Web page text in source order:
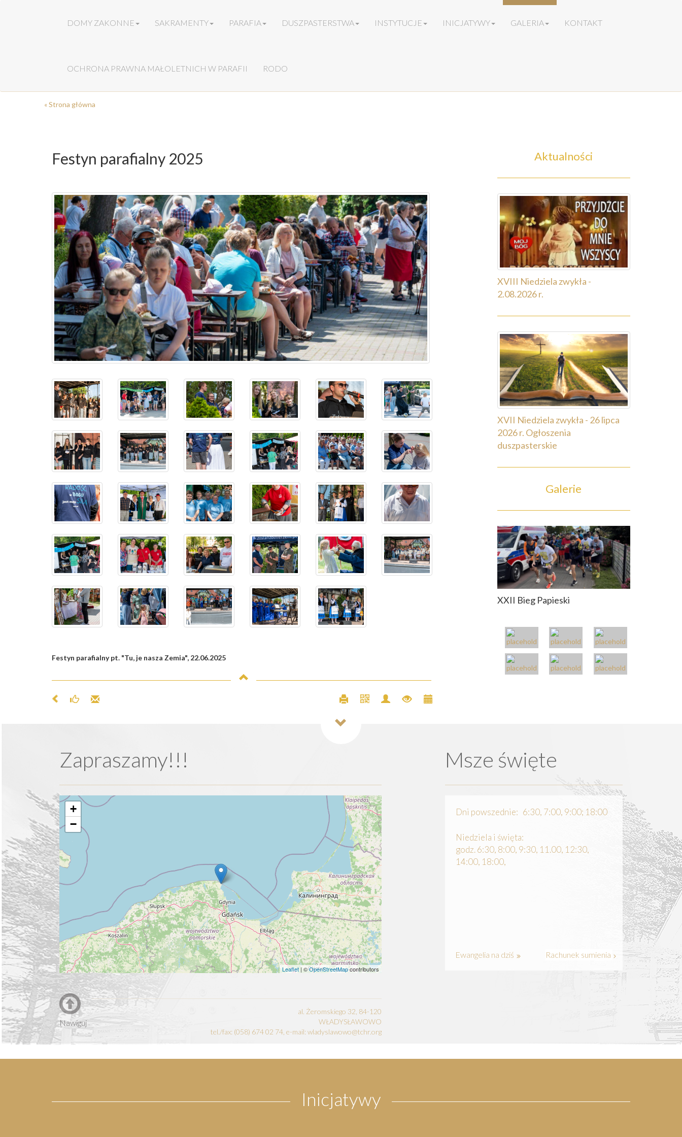
DOMY ZAKONNE SAKRAMENTY PARAFIA DUSZPASTERSTWA INSTYTUCJE INICJATYWY GALERIA KONTAKT
OCHRONA PRAWNA MAŁOLETNICH W PARAFII RODO
« Strona główna
Festyn parafialny 2025
Festyn parafialny pt. "Tu, je nasza Zemia", 22.06.2025
Aktualności
XVIII Niedziela zwykła -
2.08.2026 r.
XVII Niedziela zwykła - 26 lipca
2026 r. Ogłoszenia
duszpasterskie
Galerie
XXII Bieg Papieski
Zapraszamy!!!
+
−
Leaflet | ©OpenStreetMapcontributors
Nawiguj
al. Żeromskiego 32, 84-120
WŁADYSŁAWOWO
tel./fax: (058) 674 02 74, e-mail: wladyslawowo@tchr.org
Msze święte
Dni powszednie: 6:30, 7:00, 9:00; 18:00
Niedziela i święta:
godz. 6:30, 8:00, 9:30, 11.00, 12:30,
14:00, 18:00,
Ewangelia na dziś Rachunek sumienia
Inicjatywy